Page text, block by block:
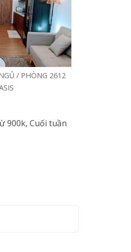
/ PHÒNG 2612
900k, Cuối tuần